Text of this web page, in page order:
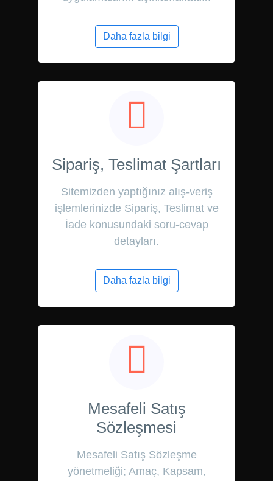
Daha fazla bilgi
Sipariş, Teslimat Şartları
Sitemizden yaptığınız alış-veriş
işlemlerinizde Sipariş, Teslimat ve
İade konusundaki soru-cevap
detayları.
Daha fazla bilgi
Mesafeli Satış
Sözleşmesi
Mesafeli Satış Sözleşme
yönetmeliği; Amaç, Kapsam,